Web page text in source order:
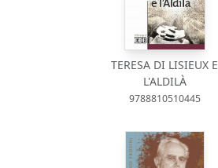
TERESA DI LISIEUX E
L'ALDILÀ
9788810510445